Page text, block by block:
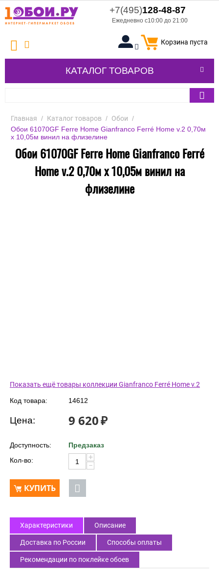
+7(495)128-48-87
Ежедневно с10:00 до 21:00
Корзина пуста
КАТАЛОГ ТОВАРОВ
Главная / Каталог товаров / Обои /
Обои 61070GF Ferre Home Gianfranco Ferré Home v.2 0,70м
x 10,05м винил на флизелине
Обои 61070GF Ferre Home Gianfranco Ferré
Home v.2 0,70м x 10,05м винил на
флизелине
Показать ещё товары коллекции Gianfranco Ferré Home v.2
Код товара: 14612
Цена: 9 620₽
Доступность:
Предзаказ
Кол-во:
+
−
КУПИТЬ
Характеристики Описание
Доставка по России Способы оплаты
Рекомендации по поклейке обоев